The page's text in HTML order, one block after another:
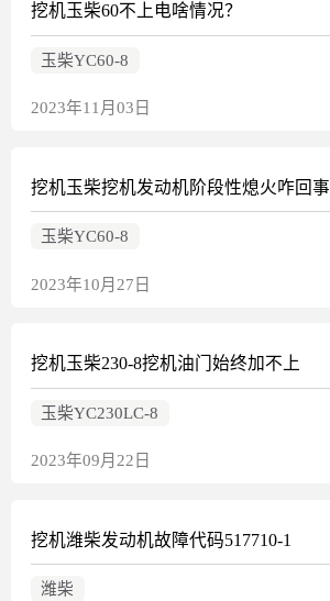
挖机玉柴60不上电啥情况？
玉柴YC60-8
2023年11月03日
挖机玉柴挖机发动机阶段性熄火咋回事
玉柴YC60-8
2023年10月27日
挖机玉柴230-8挖机油门始终加不上
玉柴YC230LC-8
2023年09月22日
挖机潍柴发动机故障代码517710-1
潍柴